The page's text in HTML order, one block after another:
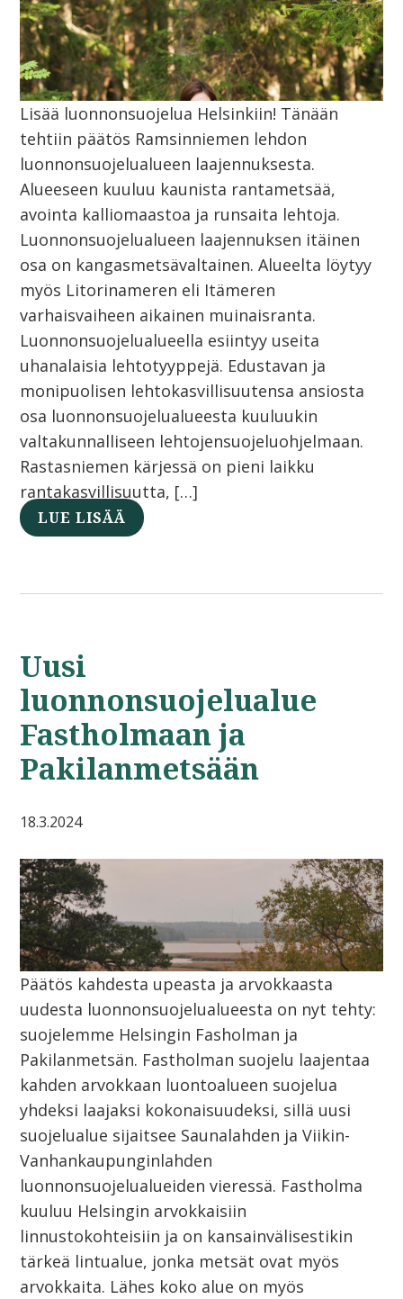
Lisää luonnonsuojelua Helsinkiin! Tänään
tehtiin päätös Ramsinniemen lehdon
luonnonsuojelualueen laajennuksesta.
Alueeseen kuuluu kaunista rantametsää,
avointa kalliomaastoa ja runsaita lehtoja.
Luonnonsuojelualueen laajennuksen itäinen
osa on kangasmetsävaltainen. Alueelta löytyy
myös Litorinameren eli Itämeren
varhaisvaiheen aikainen muinaisranta.
Luonnonsuojelualueella esiintyy useita
uhanalaisia lehtotyyppejä. Edustavan ja
monipuolisen lehtokasvillisuutensa ansiosta
osa luonnonsuojelualueesta kuuluukin
valtakunnalliseen lehtojensuojeluohjelmaan.
Rastasniemen kärjessä on pieni laikku
rantakasvillisuutta, […]
LUE LISÄÄ
Uusi
luonnonsuojelualue
Fastholmaan ja
Pakilanmetsään
18.3.2024
Päätös kahdesta upeasta ja arvokkaasta
uudesta luonnonsuojelualueesta on nyt tehty:
suojelemme Helsingin Fasholman ja
Pakilanmetsän. Fastholman suojelu laajentaa
kahden arvokkaan luontoalueen suojelua
yhdeksi laajaksi kokonaisuudeksi, sillä uusi
suojelualue sijaitsee Saunalahden ja Viikin-
Vanhankaupunginlahden
luonnonsuojelualueiden vieressä. Fastholma
kuuluu Helsingin arvokkaisiin
linnustokohteisiin ja on kansainvälisestikin
tärkeä lintualue, jonka metsät ovat myös
arvokkaita. Lähes koko alue on myös